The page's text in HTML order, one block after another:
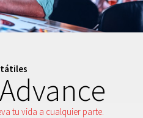
tu vida a cualquier parte.